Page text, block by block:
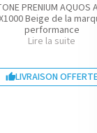
PRENIUM
Beige de la
performance
Lire la suite
LIVRAISON